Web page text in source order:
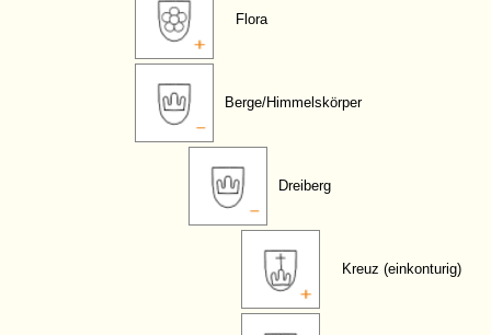
Flora
Berge/Himmelskörper
Dreiberg
Kreuz (einkonturig)